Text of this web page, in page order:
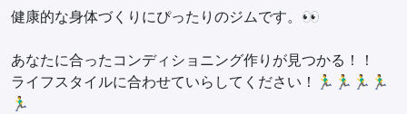
健康的な身体づくりにぴったりのジムです。👀
あなたに合ったコンディショニング作りが見つかる！！
ライフスタイルに合わせていらしてください！🏃‍♂️🏃‍♂️🏃‍♂️🏃‍♂️
🏃‍♂️